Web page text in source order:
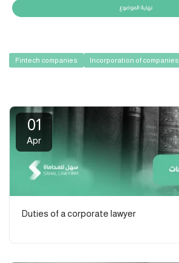
Fintech companies Incorporation of companies
01
Apr
Duties of a corporate lawyer